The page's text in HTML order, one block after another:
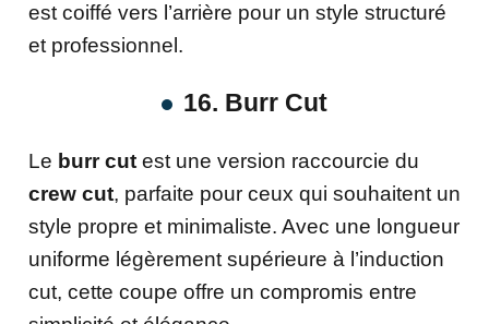
est coiffé vers l’arrière pour un style structuré
et professionnel.
16. Burr Cut
Le burr cut est une version raccourcie du
crew cut, parfaite pour ceux qui souhaitent un
style propre et minimaliste. Avec une longueur
uniforme légèrement supérieure à l’induction
cut, cette coupe offre un compromis entre